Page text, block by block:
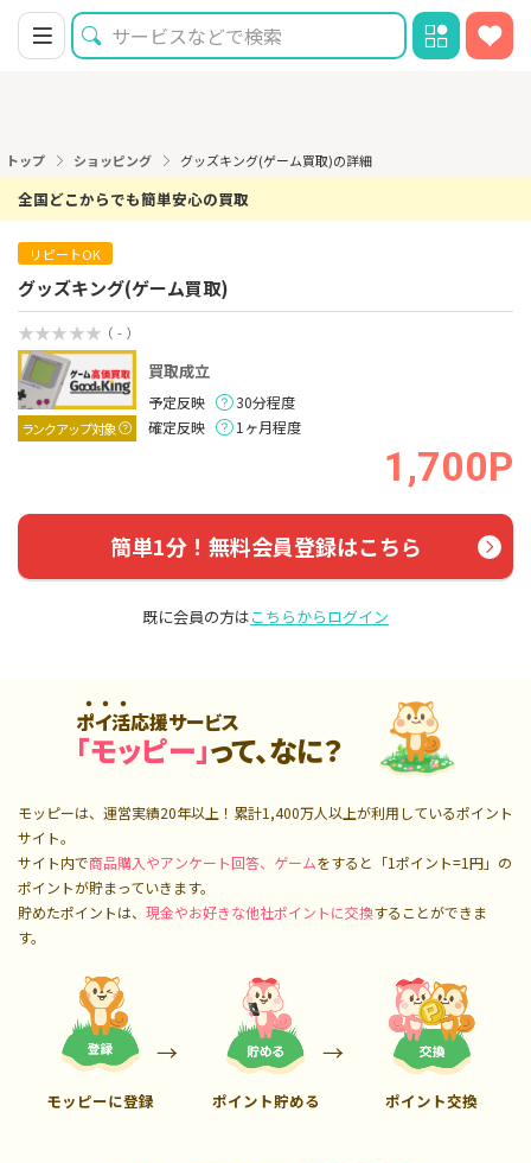
トップ ショッピング グッズキング(ゲーム買取)の詳細
全国どこからでも簡単安心の買取
リピートOK
グッズキング(ゲーム買取)
（ - ）
ランクアップ対象
買取成立
予定反映
30分程度
確定反映
1ヶ月程度
1,700P
簡単1分！無料会員登録はこちら
既に会員の方はこちらからログイン
ポイ活応援サービス
「モッピー」って、なに？
モッピーは、運営実績20年以上！累計1,400万人以上が利用しているポイント
サイト。
サイト内で商品購入やアンケート回答、ゲームをすると「1ポイント=1円」の
ポイントが貯まっていきます。
貯めたポイントは、 現金やお好きな他社ポイントに交換することができま
す。
モッピーに登録 ポイント貯める ポイント交換